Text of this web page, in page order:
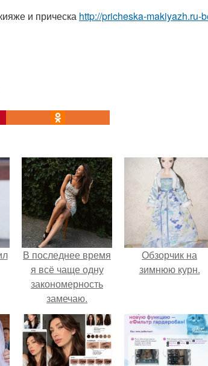
и прическа http://pricheska-makiyazh.ru-
В последнее время
я всё чаще одну
закономерность
замечаю.
Обзорчик на
зимнюю курн.